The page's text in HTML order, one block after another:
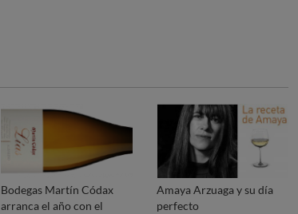
Bodegas Martín Códax
arranca el año con el
Amaya Arzuaga y su día
perfecto